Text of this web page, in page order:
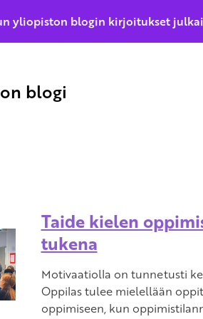
blogi
Taide kielen
tukena
Motivaatiolla on tunnetusti
Oppilas tulee mielellään
oppimiseen, kun
yliopiston blogin kirjoitukset